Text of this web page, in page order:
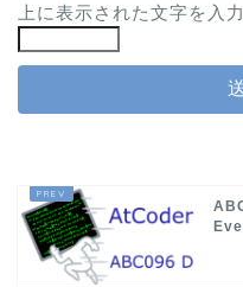
上に表示された文字を入